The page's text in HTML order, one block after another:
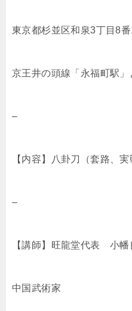
東京都杉並区和泉3丁目8
京王井の頭線「永福町駅」
–
【内容】八卦刀（套路、実
–
【講師】旺龍堂代表 小
中国武術家